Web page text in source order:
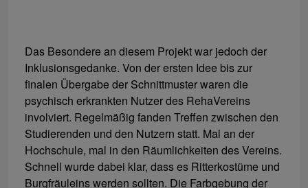
Das Besondere an diesem Projekt war jedoch der
Inklusionsgedanke. Von der ersten Idee bis zur
finalen Übergabe der Schnittmuster waren die
psychisch erkrankten Nutzer des RehaVereins
involviert. Regelmäßig fanden Treffen zwischen den
Studierenden und den Nutzern statt. Mal an der
Hochschule, mal in den Räumlichkeiten des Vereins.
Schnell wurde dabei klar, dass es Ritterkostüme und
Burgfräuleins werden sollten. Die Farbgebung der